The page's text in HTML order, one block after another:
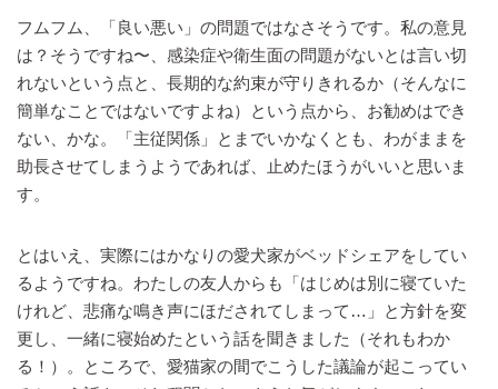
フムフム、「良い悪い」の問題ではなさそうです。私の意見
は？そうですね〜、感染症や衛生面の問題がないとは言い切
れないという点と、長期的な約束が守りきれるか（そんなに
簡単なことではないですよね）という点から、お勧めはでき
ない、かな。「主従関係」とまでいかなくとも、わがままを
助長させてしまうようであれば、止めたほうがいいと思いま
す。
とはいえ、実際にはかなりの愛犬家がベッドシェアをしてい
るようですね。わたしの友人からも「はじめは別に寝ていた
けれど、悲痛な鳴き声にほだされてしまって…」と方針を変
更し、一緒に寝始めたという話を聞きました（それもわか
る！）。ところで、愛猫家の間でこうした議論が起こってい